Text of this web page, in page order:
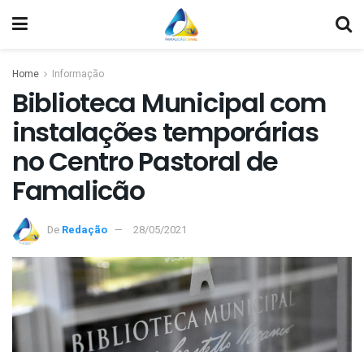
Home Informação
Biblioteca Municipal com
instalações temporárias
no Centro Pastoral de
Famalicão
De Redação 28/05/2021